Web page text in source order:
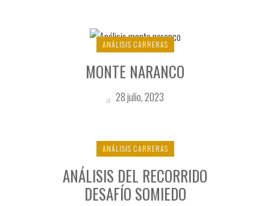
ANÁLISIS CARRERAS
MONTE NARANCO
28 julio, 2023
ANÁLISIS CARRERAS
ANÁLISIS DEL RECORRIDO
DESAFÍO SOMIEDO